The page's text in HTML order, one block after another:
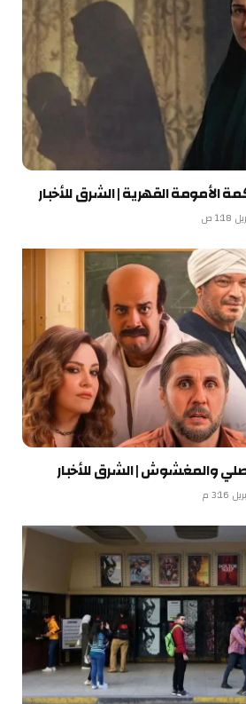
الأمومة القهرية | الشرق للأخبار
والمغشوش | الشرق للأخبار